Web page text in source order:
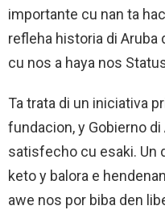
importante cu nan ta
refleha historia di Aruba
cu nos a haya nos
Ta trata di un iniciativa
fundacion, y Gobierno
satisfecho cu esaki. Un
keto y balora e
awe nos por biba den